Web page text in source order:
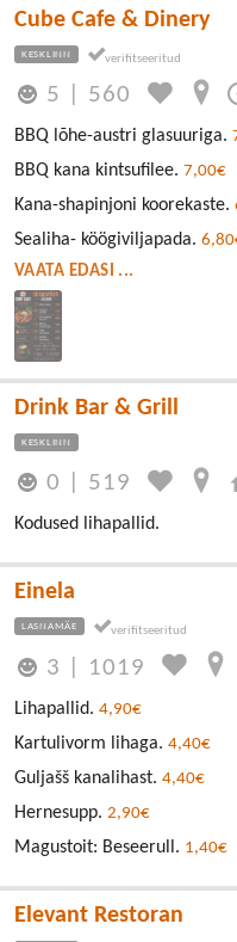
Cube Cafe & Dinery
KESKLINN
5 560
BBQ lõhe-austri glasuuriga.
BBQ kana kintsufilee. 7,00€
Kana-shapinjoni koorekaste.
Sealiha- köögiviljapada.
VAATA EDASI ...
Drink Bar & Grill
KESKLINN
0 519
Kodused lihapallid.
Einela
LASNAMÄE
3 1019
Lihapallid. 4,90€
Kartulivorm lihaga. 4,40€
Guljašš kanalihast. 4,40€
Hernesupp. 2,90€
Magustoit: Beseerull. 1,40€
Elevant Restoran